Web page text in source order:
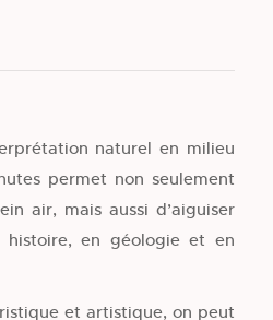
naturel en milieu
permet non seulement
air, mais aussi d’aiguiser
histoire, en géologie et en
et artistique, on peut